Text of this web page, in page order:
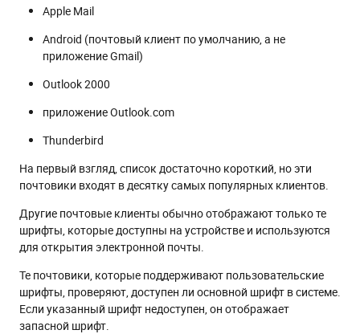
Apple Mail
Android (почтовый клиент по умолчанию, а не
приложение Gmail)
Outlook 2000
приложение Outlook.com
Thunderbird
На первый взгляд, список достаточно короткий, но эти
почтовики входят в десятку самых популярных клиентов.
Другие почтовые клиенты обычно отображают только те
шрифты, которые доступны на устройстве и используются
для открытия электронной почты.
Те почтовики, которые поддерживают пользовательские
шрифты, проверяют, доступен ли основной шрифт в системе.
Если указанный шрифт недоступен, он отображает
запасной шрифт.